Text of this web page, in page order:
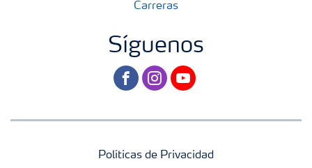
Carreras
Síguenos
facebookinstagram
youtube
Políticas de Privacidad